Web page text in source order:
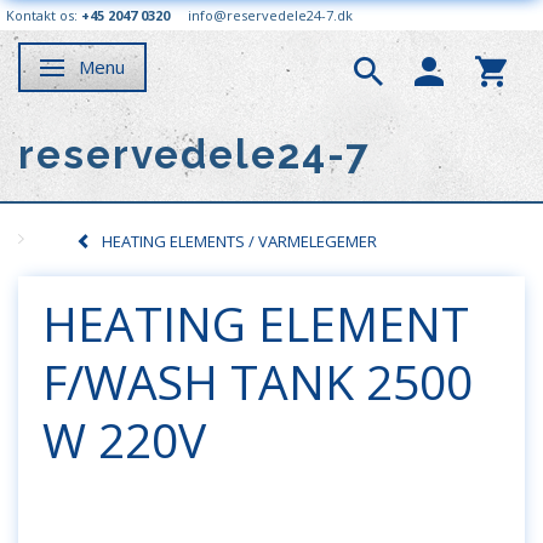
Kontakt os: +45 2047 0320 info@reservedele24-7.dk
Skifte navigation
Menu
reservedele24-7
HEATING ELEMENTS / VARMELEGEMER
HEATING ELEMENT
F/WASH TANK 2500
W 220V